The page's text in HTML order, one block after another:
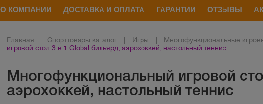
О КОМПАНИИ ДОСТАВКА И ОПЛАТА ГАРАНТИИ ОТЗЫВЫ
Главная Спорттовары каталог Игры
Многофункциональные
игровой стол 3 в 1 Global бильярд, аэрохоккей, настольный теннис
Многофункциональный игровой
аэрохоккей, настольный теннис